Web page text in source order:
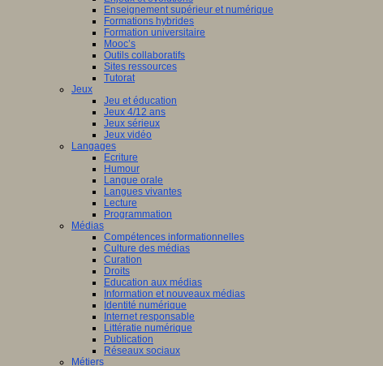
Enseignement supérieur et numérique
Formations hybrides
Formation universitaire
Mooc’s
Outils collaboratifs
Sites ressources
Tutorat
Jeux
Jeu et éducation
Jeux 4/12 ans
Jeux sérieux
Jeux vidéo
Langages
Ecriture
Humour
Langue orale
Langues vivantes
Lecture
Programmation
Médias
Compétences informationnelles
Culture des médias
Curation
Droits
Education aux médias
Information et nouveaux médias
Identité numérique
Internet responsable
Littératie numérique
Publication
Réseaux sociaux
Métiers